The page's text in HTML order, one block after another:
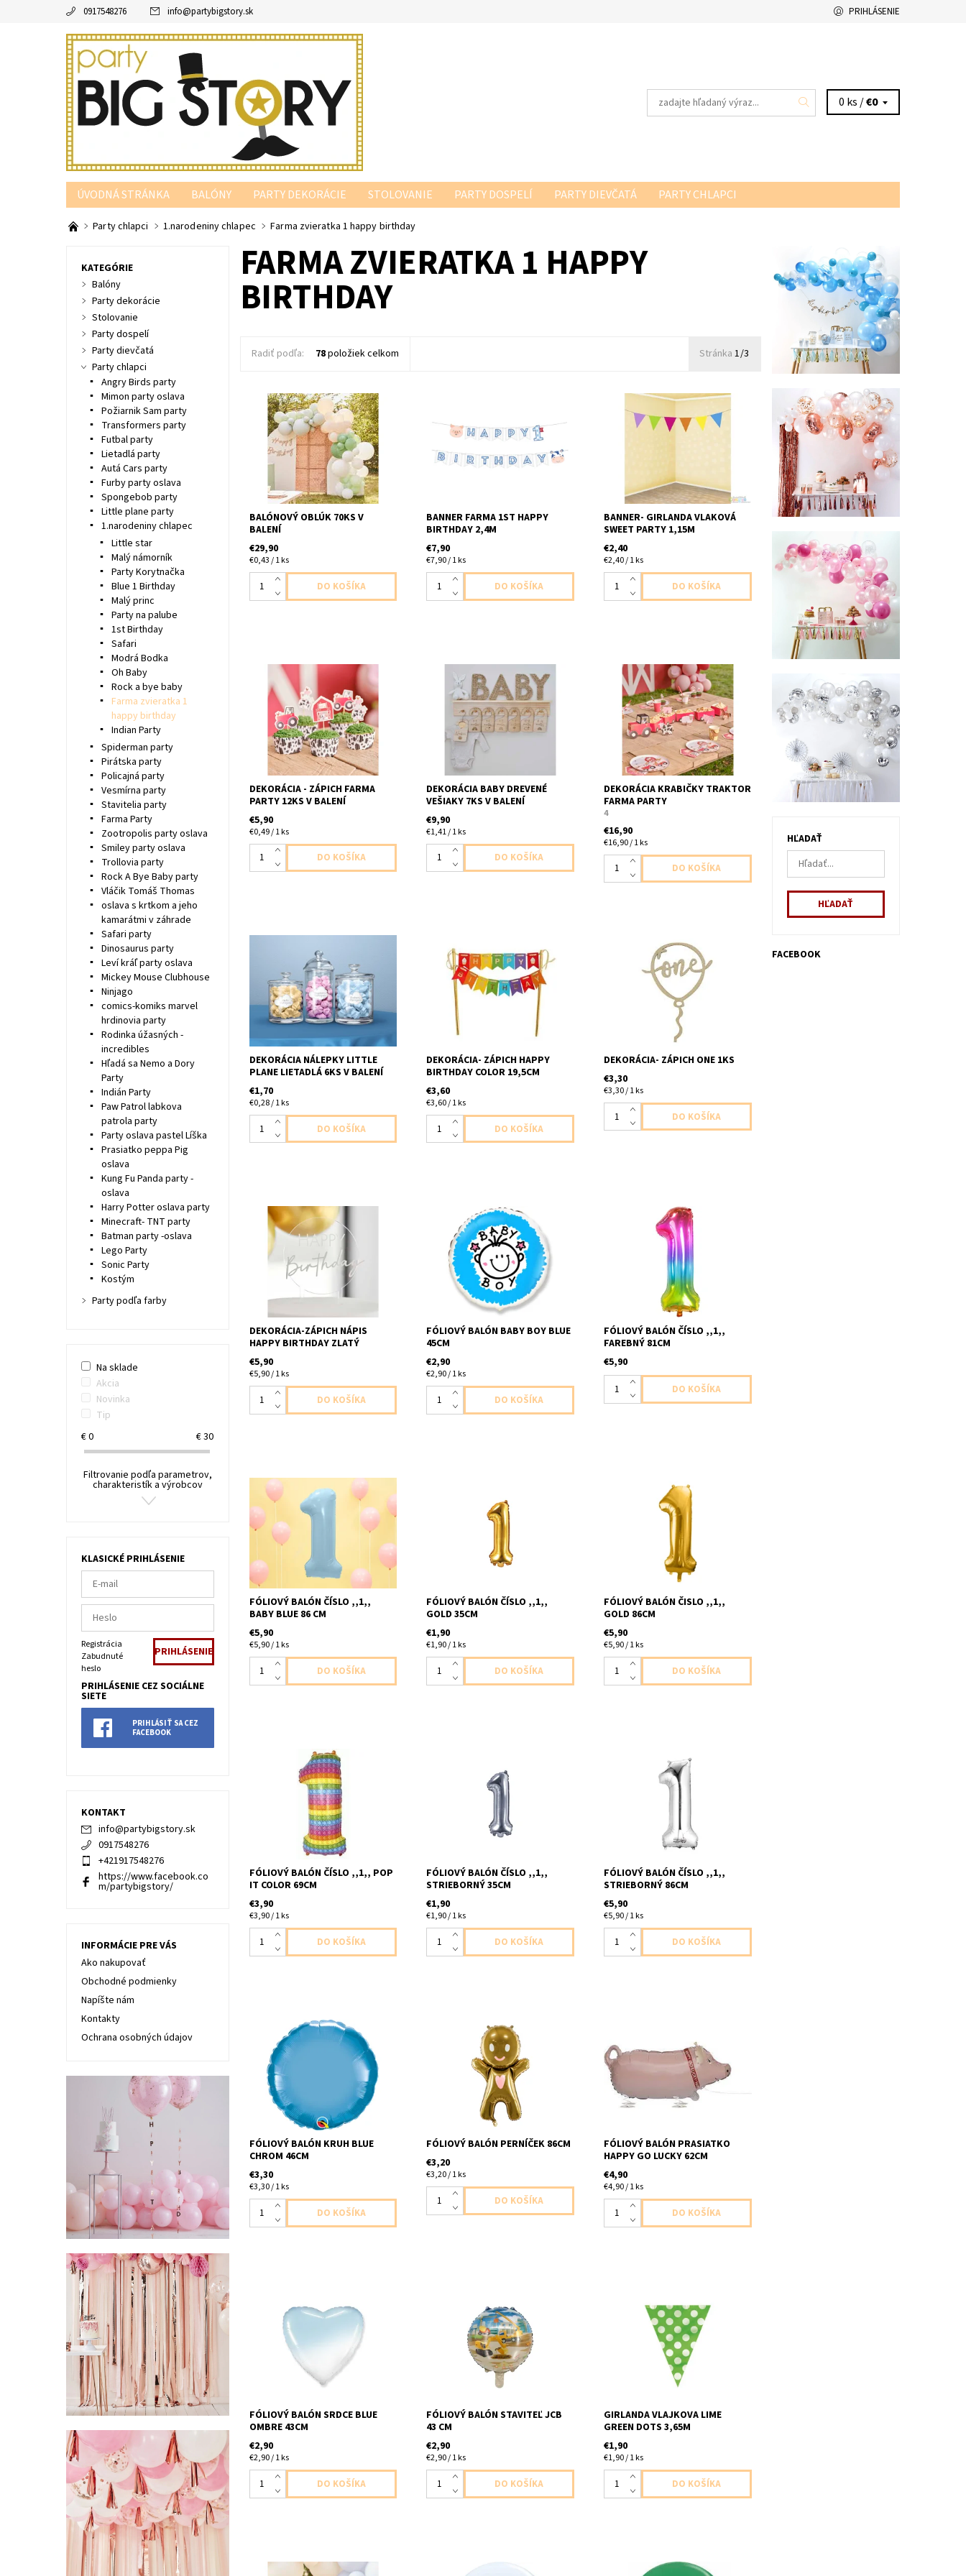
0917548276 info@partybigstory.sk PRIHLÁSENIE
0 ks /€0
ÚVODNÁ STRÁNKA BALÓNY PARTY DEKORÁCIE STOLOVANIE PARTY DOSPELÍ PARTY DIEVČATÁ
PARTY CHLAPCI
PARTY PODĽA FARBY
Party chlapci 1.narodeniny chlapec Farma zvieratka 1 happy birthday
FARMA ZVIERATKA 1 HAPPY
BIRTHDAY
Radiť podľa: 78položiek celkom Stránka 1/3
latexové balony rôznej
velkosti,biele bl.zelenej,zelené a
šalviovej 70ks balonov balenie
obsahuje 4m balonovej
pasky,50ks lepiacich bodov a
silon navod/popis je na krabičke a
na internete
BALÓNOVÝ OBLÚK 70KS V
BALENÍ
€29,90
€0,43 / 1 ks
narodeniny farma 1ks v baleni
dlzka 2,4mx 15,2cm
BANNER FARMA 1ST HAPPY
BIRTHDAY 2,4M
€7,90
€7,90 / 1 ks
papierová girlanda vlajkova
farebna 1ks v baleni dlzka 1,15m
BANNER- GIRLANDA VLAKOVÁ
SWEET PARTY 1,15M
€2,40
€2,40 / 1 ks
papierový zapich farma 12ks v
baleni z toho 4x traktor
4xdomček 4x zvieratka
DEKORÁCIA - ZÁPICH FARMA
PARTY 12KS V BALENÍ
€5,90
€0,49 / 1 ks
Drevené vešiaky od newborn po
18-24m krásne fotorekvizity na
fotenie
DEKORÁCIA BABY DREVENÉ
VEŠIAKY 7KS V BALENÍ
€9,90
€1,41 / 1 ks
papierový traktor na sušienky na
stôl balenie obsahuje 1x traktor
5x vlečka 2x prasiatko 1x ovečka
1x koník 1x kravička
DEKORÁCIA KRABIČKY TRAKTOR
FARMA PARTY
4
€16,90
€16,90 / 1 ks
papierove nalepkyv tvare
oblacika štitky na oznacenie 6ks
v balení
DEKORÁCIA NÁLEPKY LITTLE
PLANE LIETADLÁ 6KS V BALENÍ
€1,70
€0,28 / 1 ks
papierovy zapich farebny 1ks v
baleni dlzka 19,5cm
DEKORÁCIA- ZÁPICH HAPPY
BIRTHDAY COLOR 19,5CM
€3,60
€3,60 / 1 ks
dreveny zapich do torty/kolaca
atd ONE 1ks v baleni velkost
DEKORÁCIA- ZÁPICH ONE 1KS
€3,30
€3,30 / 1 ks
plastový zápich biely stastne
narodeniny 1ks v baleni velkost
18x12cm
DEKORÁCIA-ZÁPICH NÁPIS
HAPPY BIRTHDAY ZLATÝ
€5,90
€5,90 / 1 ks
foliovy balon modry s napisom
chlapec 1ks v baleni velkost 45cm
dodavame nenafukany
FÓLIOVÝ BALÓN BABY BOY BLUE
45CM
€2,90
€2,90 / 1 ks
fóliový balón číslo 1 farebny 1ks v
baleni velkost 81cm
FÓLIOVÝ BALÓN ČÍSLO ,,1,,
FAREBNÝ 81CM
€5,90
Fóliový balón cislo ,,1,,
bledomodrý matny 1ks v baleni
velkost cca 86cm dodavame
nenafukany
FÓLIOVÝ BALÓN ČÍSLO ,,1,,
BABY BLUE 86 CM
€5,90
€5,90 / 1 ks
foliovy balon cislo ,,1,, zlaty 1ks v
baleni velkost 15x35cm
dodavame nenafukany,nefúkať
héliom balon by sa nevznasal
FÓLIOVÝ BALÓN ČÍSLO ,,1,,
GOLD 35CM
€1,90
€1,90 / 1 ks
foliovy balon cislo ,,1,, zlaty 1ks v
baleni velkost cca 86cm
dodavame nenafukany
FÓLIOVÝ BALÓN ČISLO ,,1,,
GOLD 86CM
€5,90
€5,90 / 1 ks
foliove cislo ,,1,, ferebny 1ks v
baleni velkost 69cm dodavame
FÓLIOVÝ BALÓN ČÍSLO ,,1,, POP
IT COLOR 69CM
€3,90
€3,90 / 1 ks
Fóliový balón cislo ,,1,, strieborny
1ks v baleni velkost cca 15x35cm
dodavame nenafukany,NEFÚKAŤ
HÉLIOM BAlÓN SA NEBUDE
VZNÁŠAŤ (malý obsah )
FÓLIOVÝ BALÓN ČÍSLO ,,1,,
STRIEBORNÝ 35CM
€1,90
€1,90 / 1 ks
foliovy balon cislo ,,1,, strieborny
1ks v baleni velkost cc 86cm
dodavame nenafukany
FÓLIOVÝ BALÓN ČÍSLO ,,1,,
STRIEBORNÝ 86CM
€5,90
€5,90 / 1 ks
Fóliový balón v tvare kruhu modro
chromovy 1ks v baleni velkost
46cm dodavame nenafukany
FÓLIOVÝ BALÓN KRUH BLUE
CHROM 46CM
€3,30
€3,30 / 1 ks
foliovy balon pernicek 1ks v
baleni velkost 58x86cm
dodavame nenafukany
FÓLIOVÝ BALÓN PERNÍČEK 86CM
€3,20
€3,20 / 1 ks
foliovy balon v tvare prasiatka 1ks
v baleni velkost 62,2cm
dodavame nenafukany ak sa
nafuka heliom bude poskakovat,
ma mini zavazie a dieta ho moze
viest za sebou
FÓLIOVÝ BALÓN PRASIATKO
HAPPY GO LUCKY 62CM
€4,90
€4,90 / 1 ks
Fóliový balón v tvare srdca modro
biele 1ks v baleni velkost 43cm
balón dodávame nenafúkaný
FÓLIOVÝ BALÓN SRDCE BLUE
OMBRE 43CM
€2,90
€2,90 / 1 ks
foliovy balon 1ks v baleni velkost
43cm dodavame nenafukany
FÓLIOVÝ BALÓN STAVITEĽ JCB
43 CM
€2,90
€2,90 / 1 ks
plastova girlanda vlajkova
limetkova zelena s bielymi
bodkami 1ks v baleni dlzka 3,65m
GIRLANDA VLAJKOVA LIME
GREEN DOTS 3,65M
€1,90
€1,90 / 1 ks
KATEGÓRIE
Balóny
Party dekorácie
Stolovanie
Party dospelí
Party dievčatá
Party chlapci
Angry Birds party
Mimon party oslava
Požiarnik Sam party
Transformers party
Futbal party
Lietadlá party
Autá Cars party
Furby party oslava
Spongebob party
Little plane party
1.narodeniny chlapec
Little star
Malý námorník
Party Korytnačka
Blue 1 Birthday
Malý princ
Party na palube
1st Birthday
Safari
Modrá Bodka
Oh Baby
Rock a bye baby
Farma zvieratka 1
happy birthday
Indian Party
Spiderman party
Pirátska party
Policajná party
Vesmírna party
Stavitelia party
Farma Party
Zootropolis party oslava
Smiley party oslava
Trollovia party
Rock A Bye Baby party
Vláčik Tomáš Thomas
oslava s krtkom a jeho
kamarátmi v záhrade
Safari party
Dinosaurus party
Leví kráľ party oslava
Mickey Mouse Clubhouse
Ninjago
comics-komiks marvel
hrdinovia party
Rodinka úžasných -
incredibles
Hľadá sa Nemo a Dory
Party
Indián Party
Paw Patrol labkova
patrola party
Party oslava pastel Líška
Prasiatko peppa Pig
oslava
Kung Fu Panda party -
oslava
Harry Potter oslava party
Minecraft- TNT party
Batman party -oslava
Lego Party
Sonic Party
Kostým
Party podľa farby
Na sklade
Akcia
Novinka
Tip
€0 €30
Filtrovanie podľa parametrov,
charakteristík a výrobcov
KLASICKÉ PRIHLÁSENIE
Registrácia
Zabudnuté
heslo
PRIHLÁSENIE CEZ SOCIÁLNE
SIETE
PRIHLÁSIŤ SA CEZ
FACEBOOK
KONTAKT
info@partybigstory.sk
0917548276
+421917548276
https://www.facebook.co
m/partybigstory/
INFORMÁCIE PRE VÁS
Ako nakupovať
Obchodné podmienky
Napíšte nám
Kontakty
Ochrana osobných údajov
HĽADAŤ
FACEBOOK